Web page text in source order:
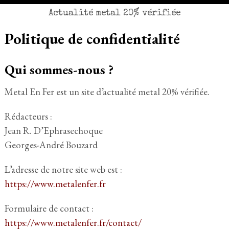
Politique de confidentialité
Qui sommes-nous ?
Metal En Fer est un site d’actualité metal 20% vérifiée.
Rédacteurs :
Jean R. D’Ephrasechoque
Georges-André Bouzard
L’adresse de notre site web est :
https://www.metalenfer.fr
Formulaire de contact :
https://www.metalenfer.fr/contact/